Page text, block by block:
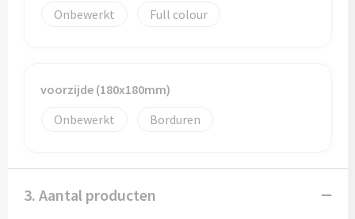
Divers
Technologie
Vrije tijd
Onbewerkt
Full colour
voorzijde (180x180mm)
Onbewerkt
Borduren
3. Aantal producten